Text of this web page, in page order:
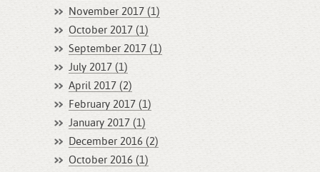
November 2017 (1)
October 2017 (1)
September 2017 (1)
July 2017 (1)
April 2017 (2)
February 2017 (1)
January 2017 (1)
December 2016 (2)
October 2016 (1)